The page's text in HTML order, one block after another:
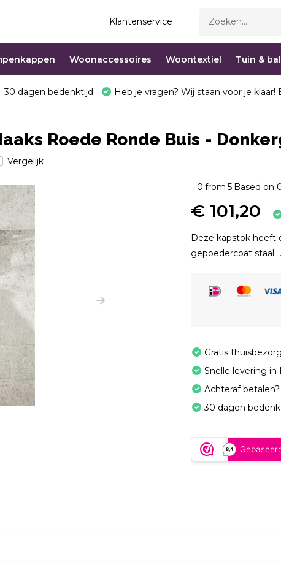
Klantenservice
Woonaccessoires Woontextiel Tuin &
30 dagen bedenktijd Heb je vragen? Wij staan voor je klaar!
Roede Ronde Buis -
Vergelijk
0 from 5 Based on
€ 101,20
Deze kapstok heeft
gepoedercoat
Gratis
Snelle levering in
Achteraf
30 dagen